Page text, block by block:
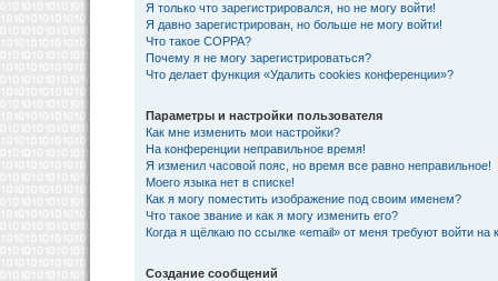
Я только что зарегистрировался, но не могу войти!
Я давно зарегистрирован, но больше не могу войти!
Что такое COPPA?
Почему я не могу зарегистрироваться?
Что делает функция «Удалить cookies конференции»?
Параметры и настройки пользователя
Как мне изменить мои настройки?
На конференции неправильное время!
Я изменил часовой пояс, но время все равно неправильное!
Моего языка нет в списке!
Как я могу поместить изображение под своим именем?
Что такое звание и как я могу изменить его?
Когда я щёлкаю по ссылке «email» от меня требуют войти на
Создание сообщений